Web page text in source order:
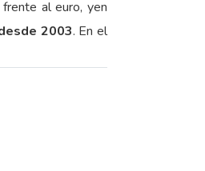
al euro, yen
2003. En el